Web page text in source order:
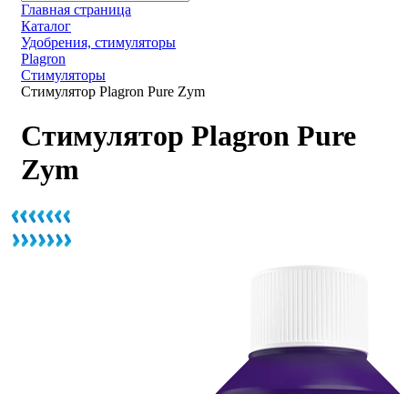
Главная страница
Каталог
Удобрения, стимуляторы
Plagron
Стимуляторы
Стимулятор Plagron Pure Zym
Стимулятор Plagron Pure
Zym